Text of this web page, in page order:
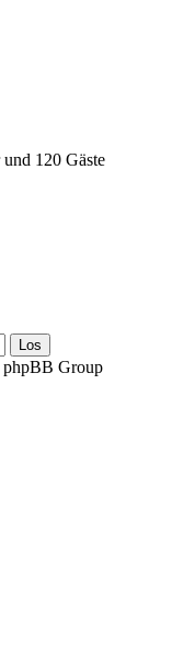
120 Gäste
Group